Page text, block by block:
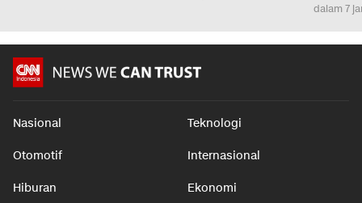
dalam 7
Nasional Teknologi
Otomotif Internasional
Hiburan Ekonomi